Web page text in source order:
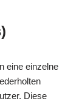
eine einzelne
Diese